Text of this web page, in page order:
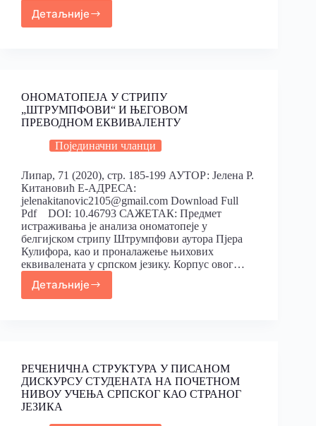
Детаљније
ОНОМАТОПЕЈА У СТРИПУ
„ШТРУМПФОВИ“ И ЊЕГОВОМ
ПРЕВОДНОМ ЕКВИВАЛЕНТУ
Појединачни чланци
Липар, 71 (2020), стр. 185-199 АУТОР: Јелена Р.
Китановић Е-АДРЕСА:
jelenakitanovic2105@gmail.com Download Full
Pdf DOI: 10.46793 САЖЕТАК: Предмет
истраживања је анализа ономатопеје у
белгијском стрипу Штрумпфови аутора Пјера
Кулифора, као и проналажење њихових
еквивалената у српском језику. Корпус овог…
Детаљније
РЕЧЕНИЧНА СТРУКТУРА У ПИСАНОМ
ДИСКУРСУ СТУДЕНАТА НА ПОЧЕТНОМ
НИВОУ УЧЕЊА СРПСКОГ КАО СТРАНОГ
ЈЕЗИКА